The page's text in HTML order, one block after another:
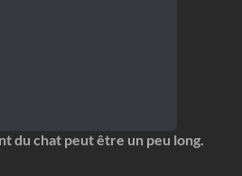
du chat peut être un peu long.